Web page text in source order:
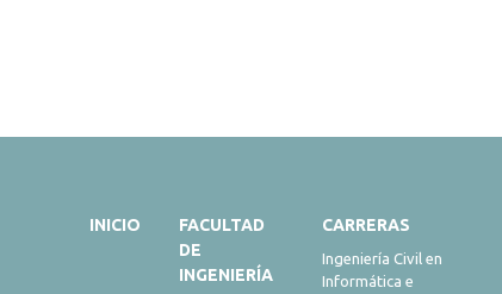
INICIO
FACULTAD
DE
INGENIERÍA
CARRERAS
Ingeniería Civil en
Informática e